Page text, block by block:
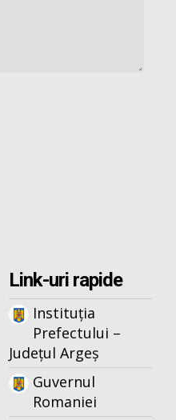
Link-uri rapide
Instituția
Prefectului –
Județul Argeș
Guvernul
Romaniei